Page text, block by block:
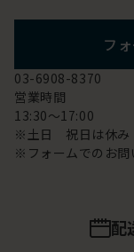
フ
03-6908-8370
営業時間
13:30～17:00
※土日 祝日は休み
※フォームでのお問
配